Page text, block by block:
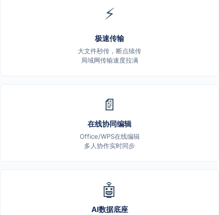
⚡
极速传输
大文件秒传，断点续传
局域网传输速度拉满
📄
在线协同编辑
Office/WPS在线编辑
多人协作实时同步
🤖
AI数据底座